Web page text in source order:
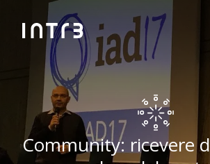
Community: ricevere